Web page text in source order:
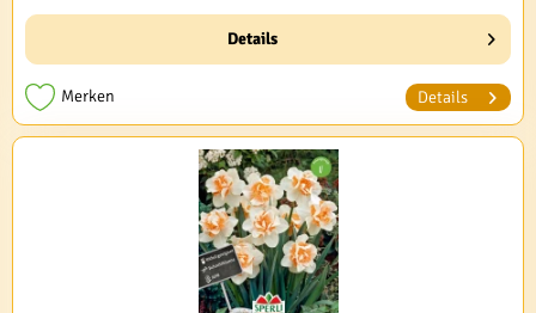
Details
Merken Details